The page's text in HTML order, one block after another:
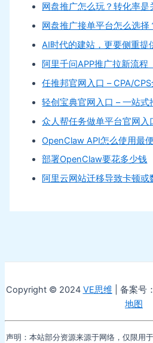
网盘推广怎么玩？转化率是
网盘推广接单平台怎么选择
AI时代的建站，更要侧重提
阿里千问APP推广拉新流程
任推邦官网入口 – CPA/
轻创宝典官网入口 – 一站式
众人帮任务做单平台官网入
OpenClaw API怎么使用最
部署OpenClaw要花多少钱
阿里云网站迁移导致卡顿
Copyright © 2024 VE思维 | 备案号：
地图
声明：本站部分资源来源于网络，仅限用